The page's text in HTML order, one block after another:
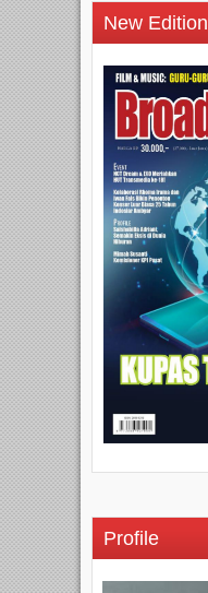
New Edition
Profile